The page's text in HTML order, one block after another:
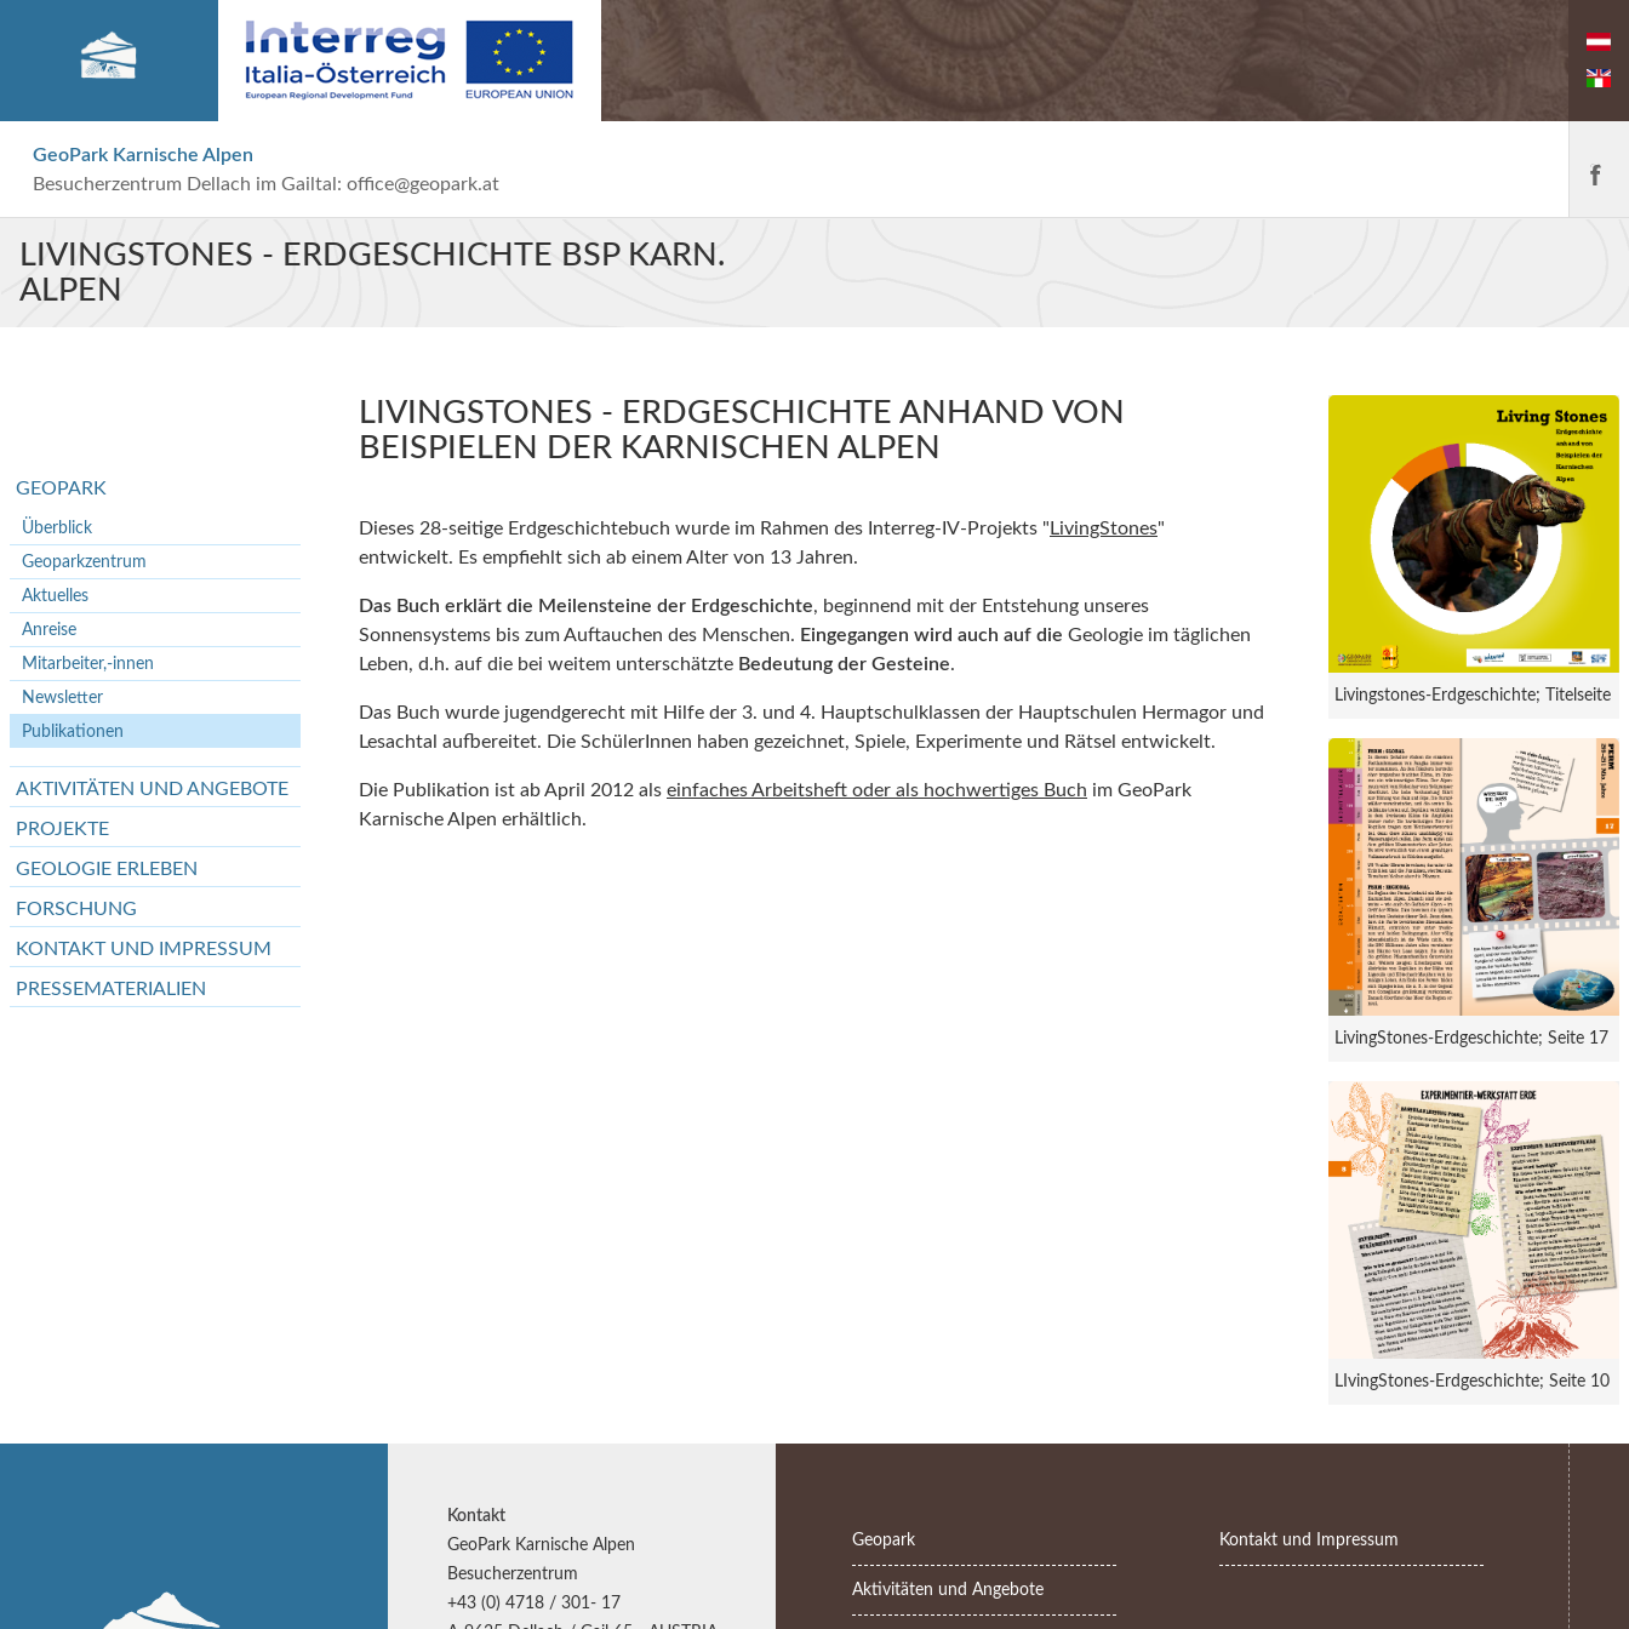
GeoPark Karnische Alpen
Besucherzentrum Dellach im Gailtal: office@geopark.at
LIVINGSTONES - ERDGESCHICHTE BSP KARN.
ALPEN
GEOPARK
Überblick
Geoparkzentrum
Aktuelles
Anreise
Mitarbeiter,-innen
Newsletter
Publikationen
AKTIVITÄTEN UND ANGEBOTE
PROJEKTE
GEOLOGIE ERLEBEN
FORSCHUNG
KONTAKT UND IMPRESSUM
PRESSEMATERIALIEN
LIVINGSTONES - ERDGESCHICHTE ANHAND VON
BEISPIELEN DER KARNISCHEN ALPEN
Dieses 28-seitige Erdgeschichtebuch wurde im Rahmen des Interreg-IV-Projekts " LivingStones"
entwickelt. Es empfiehlt sich ab einem Alter von 13 Jahren.
Das Buch erklärt die Meilensteine der Erdgeschichte, beginnend mit der Entstehung unseres
Sonnensystems bis zum Auftauchen des Menschen. Eingegangen wird auch auf die Geologie im täglichen
Leben, d.h. auf die bei weitem unterschätzte Bedeutung der Gesteine.
Das Buch wurde jugendgerecht mit Hilfe der 3. und 4. Hauptschulklassen der Hauptschulen Hermagor und
Lesachtal aufbereitet. Die SchülerInnen haben gezeichnet, Spiele, Experimente und Rätsel entwickelt.
Die Publikation ist ab April 2012 als einfaches Arbeitsheft oder als hochwertiges Buch im GeoPark
Karnische Alpen erhältlich.
Livingstones-Erdgeschichte; Titelseite
LivingStones-Erdgeschichte; Seite 17
LIvingStones-Erdgeschichte; Seite 10
Kontakt
GeoPark Karnische Alpen
Besucherzentrum
+43 (0) 4718 / 301- 17
Geopark
Aktivitäten und Angebote
Kontakt und Impressum